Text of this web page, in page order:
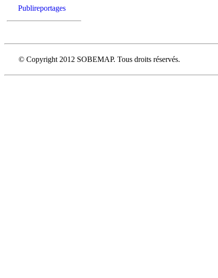
Publireportages
© Copyright 2012 SOBEMAP. Tous droits réservés.